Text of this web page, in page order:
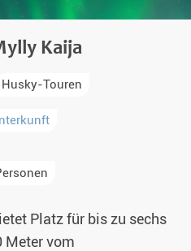
Kaija
Husky-Touren
Platz für bis zu sechs
Meter vom